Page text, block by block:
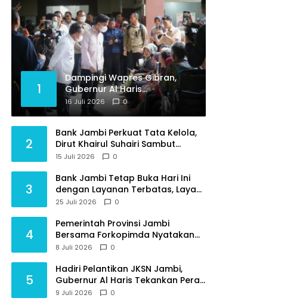
1
Dampingi Wapres Gibran,
Gubernur Al Haris
Perjuangkan MRI Baru dan
Tambahan Dokter Spesialis
16 Juli 2026 0
2
Bank Jambi Perkuat Tata Kelola,
Dirut Khairul Suhairi Sambut
Sinergi Strategis Bersama BPKP
15 Juli 2026 0
3
Bank Jambi Tetap Buka Hari Ini
dengan Layanan Terbatas, Layani
Penggantian Kartu ATM dan
25 Juli 2026 0
4
Pemerintah Provinsi Jambi
Bersama Forkopimda Nyatakan
Sikap Tegas Berantas Geng Motor
8 Juli 2026 0
5
Hadiri Pelantikan JKSN Jambi,
Gubernur Al Haris Tekankan Peran
Guru dan Kiai Jaga Moral
9 Juli 2026 0